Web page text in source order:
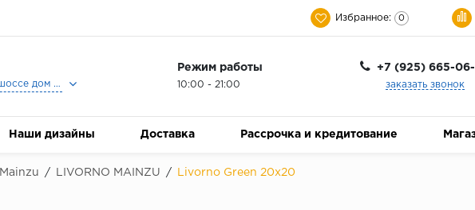
Избранное: 0
Москва, Ленинградское шоссе дом 25, Торговый Центр Family Room, 2-ой этаж, Магазин Керамический Бум.
Режим работы
10:00 - 21:00
+7 (925) 665-
заказать звонок
Наши дизайны Доставка Рассрочка и кредитование
Mainzu / LIVORNO MAINZU / Livorno Green 20х20